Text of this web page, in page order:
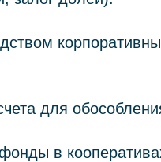
для
в